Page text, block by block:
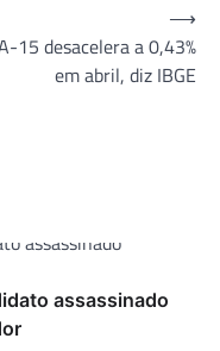
15 desacelera a 0,43%
em abril, diz IBGE
⟶
assassinado